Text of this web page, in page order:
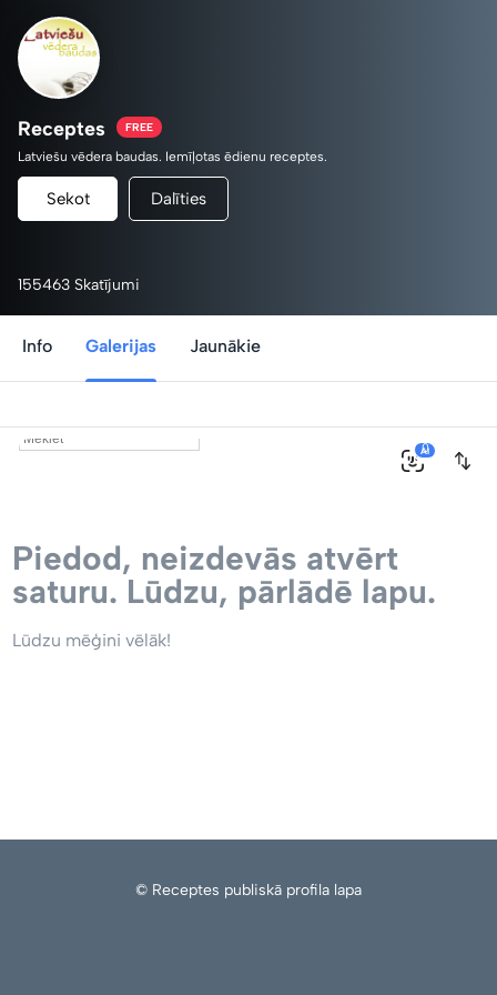
Receptes FREE
Latviešu vēdera baudas. Iemīļotas ēdienu receptes.
Sekot Dalīties
155463 Skatījumi
Info Galerijas Jaunākie
0
AI
Piedod, neizdevās atvērt
saturu. Lūdzu, pārlādē lapu.
Lūdzu mēģini vēlāk!
© Receptes publiskā profila lapa